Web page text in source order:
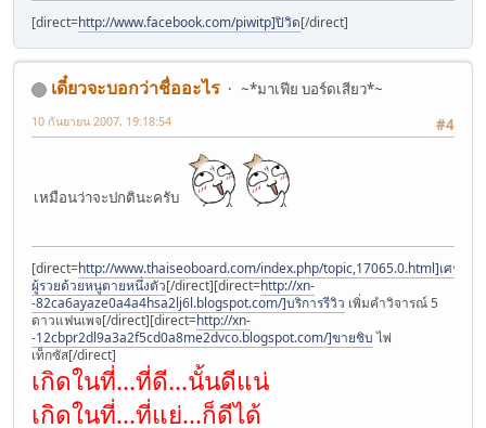
[direct=http://www.facebook.com/piwitp]ปิวิด[/direct]
เดี๋ยวจะบอกว่าชื่ออะไร
~*มาเฟีย บอร์ดเสียว*~
#4
10 กันยายน 2007, 19:18:54
เหมือนว่าจะปกตินะครับ
[direct=http://www.thaiseoboard.com/index.php/topic,17065.0.html]เศรษฐี
ผู้รวยด้วยหนูตายหนึ่งตัว[/direct][direct=http://xn-
-82ca6ayaze0a4a4hsa2lj6l.blogspot.com/]บริการรีวิว เพิ่มคำวิจารณ์ 5
ดาวแฟนเพจ[/direct][direct=http://xn-
-12cbpr2dl9a3a2f5cd0a8me2dvco.blogspot.com/]ขายชิบไพ่
เท็กซัส[/direct]
เกิดในที่...ที่ดี...นั้นดีแน่
เกิดในที่...ที่แย่...ก็ดีได้